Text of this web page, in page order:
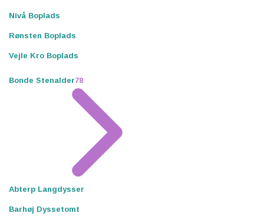
Nivå Boplads
Rønsten Boplads
Vejle Kro Boplads
Bonde Stenalder78
Abterp Langdysser
Barhøj Dyssetomt